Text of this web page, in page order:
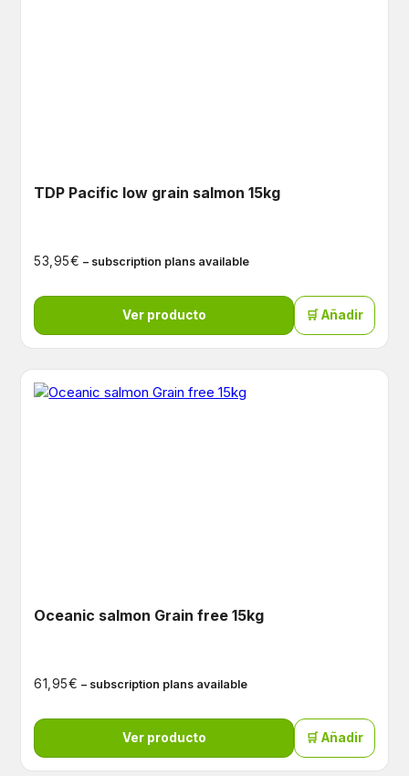
TDP Pacific low grain salmon 15kg
53,95€ – subscription plans available
Ver producto 🛒 Añadir
Oceanic salmon Grain free 15kg
61,95€ – subscription plans available
Ver producto 🛒 Añadir